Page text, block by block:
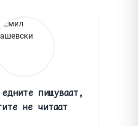
пишуваат,
не читаат